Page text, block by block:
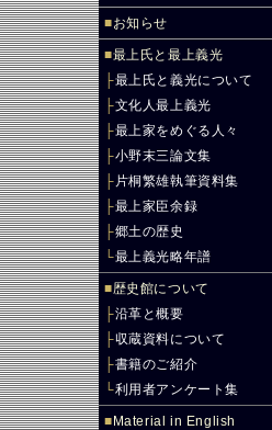
■お知らせ
■最上氏と最上義光
├最上氏と義光について
├文化人最上義光
├最上家をめぐる人々
├小野末三論文集
├ 片桐繁雄執筆資料集
├最上家臣余録
├郷土の歴史
└最上義光略年譜
■歴史館について
├沿革と概要
├収蔵資料について
├書籍のご紹介
└利用者アンケート集
■ Material in English